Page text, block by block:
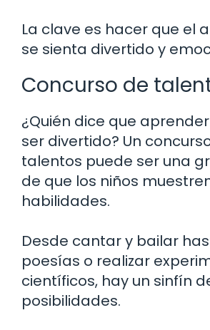
La clave es hacer que el
se sienta divertido y
Concurso de
¿Quién dice que
ser divertido? Un
talentos puede ser una
de que los niños
habilidades.
Desde cantar y bailar
poesías o realizar
científicos, hay un sinfín
posibilidades.